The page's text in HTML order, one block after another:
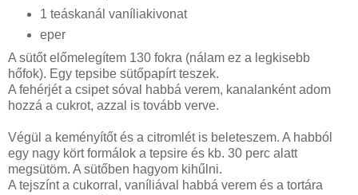
1 teáskanál vaníliakivonat
eper
A sütőt előmelegítem 130 fokra (nálam ez a legkisebb
hőfok). Egy tepsibe sütőpapírt teszek.
A fehérjét a csipet sóval habbá verem, kanalanként adom
hozzá a cukrot, azzal is tovább verve.
Végül a keményítőt és a citromlét is beleteszem. A habból
egy nagy kört formálok a tepsire és kb. 30 perc alatt
megsütöm. A sütőben hagyom kihűlni.
A tejszínt a cukorral, vaníliával habbá verem és a tortára